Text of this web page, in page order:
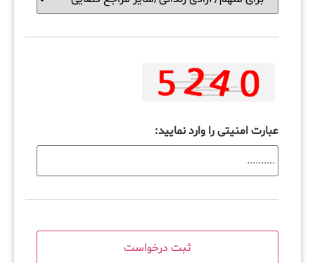
عبارت امنیتی را وارد نمایید: